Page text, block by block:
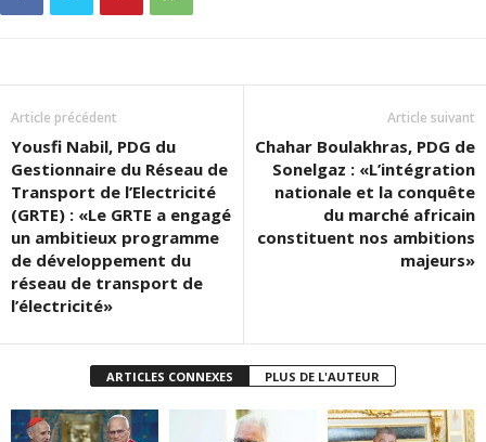
Article précédent
Yousfi Nabil, PDG du
Gestionnaire du Réseau de
Transport de l’Electricité
(GRTE) : «Le GRTE a engagé
un ambitieux programme
de développement du
réseau de transport de
l’électricité»
Article suivant
Chahar Boulakhras, PDG de
Sonelgaz : «L’intégration
nationale et la conquête
du marché africain
constituent nos ambitions
majeurs»
ARTICLES CONNEXES PLUS DE L'AUTEUR